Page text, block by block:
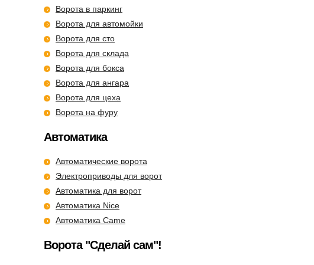
Ворота в паркинг
Ворота для автомойки
Ворота для сто
Ворота для склада
Ворота для бокса
Ворота для ангара
Ворота для цеха
Ворота на фуру
Автоматика
Автоматические ворота
Электроприводы для ворот
Автоматика для ворот
Автоматика Nice
Автоматика Came
Ворота "Сделай сам"!